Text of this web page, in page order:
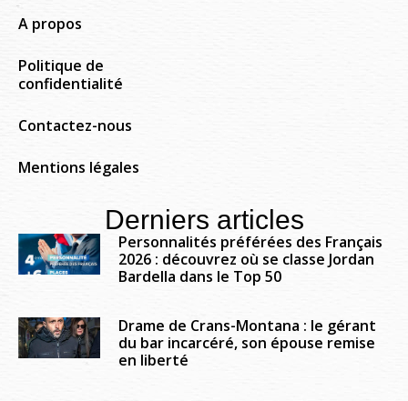
A propos
Politique de
confidentialité
Contactez-nous
Mentions légales
Derniers articles
Personnalités préférées des Français
2026 : découvrez où se classe Jordan
Bardella dans le Top 50
Drame de Crans-Montana : le gérant
du bar incarcéré, son épouse remise
en liberté